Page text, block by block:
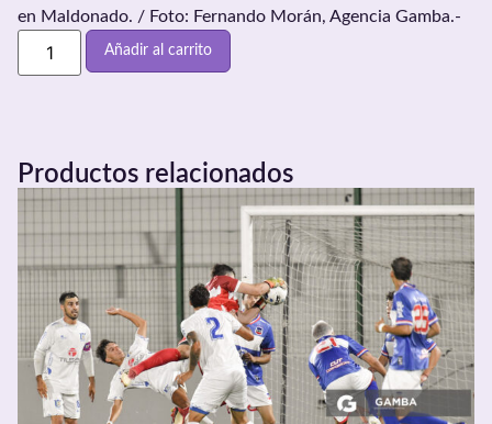
en Maldonado. / Foto: Fernando Morán, Agencia Gamba.-
Añadir al carrito
Productos relacionados